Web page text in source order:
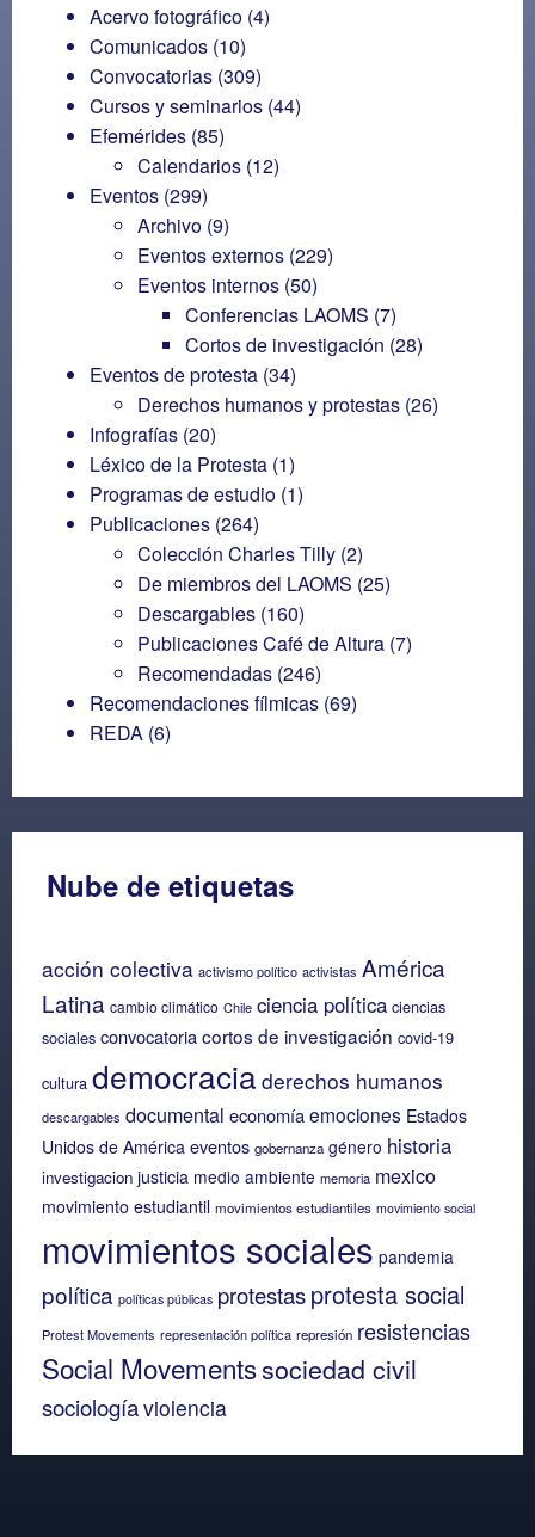
Acervo fotográfico (4)
Comunicados (10)
Convocatorias (309)
Cursos y seminarios (44)
Efemérides (85)
Calendarios (12)
Eventos (299)
Archivo (9)
Eventos externos (229)
Eventos internos (50)
Conferencias LAOMS (7)
Cortos de investigación (28)
Eventos de protesta (34)
Derechos humanos y protestas (26)
Infografías (20)
Léxico de la Protesta (1)
Programas de estudio (1)
Publicaciones (264)
Colección Charles Tilly (2)
De miembros del LAOMS (25)
Descargables (160)
Publicaciones Café de Altura (7)
Recomendadas (246)
Recomendaciones fílmicas (69)
REDA (6)
Nube de etiquetas
acción colectiva activismo político activistas América
Latina cambio climático Chile ciencia política ciencias
sociales convocatoriacortos de investigación covid-19
cultura democracia derechos humanos
descargables documental economíaemociones Estados
Unidos de América eventos gobernanza género historia
investigacion justicia medio ambiente memoria mexico
movimiento estudiantil movimientos estudiantiles movimiento social
movimientos sociales pandemia
política políticas públicas protestasprotesta social
Protest Movements representación política represión resistencias
Social Movementssociedad civil
sociologíaviolencia